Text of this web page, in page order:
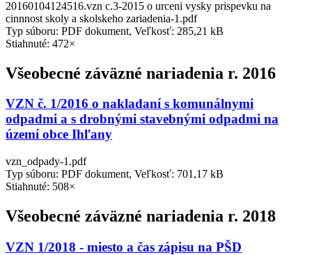
20160104124516.vzn c.3-2015 o urceni vysky prispevku na
cinnnost skoly a skolskeho zariadenia-1.pdf
Typ súboru: PDF dokument, Veľkosť: 285,21 kB
Stiahnuté: 472×
Všeobecné záväzné nariadenia r. 2016
VZN č. 1/2016 o nakladaní s komunálnymi
odpadmi a s drobnými stavebnými odpadmi na
území obce Ihľany
vzn_odpady-1.pdf
Typ súboru: PDF dokument, Veľkosť: 701,17 kB
Stiahnuté: 508×
Všeobecné záväzné nariadenia r. 2018
VZN 1/2018 - miesto a čas zápisu na PŠD